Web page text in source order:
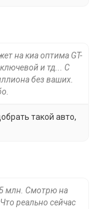
на киа оптима GT-
и тд... С
без ваших.
такой авто,
млн. Смотрю на
реально сейчас